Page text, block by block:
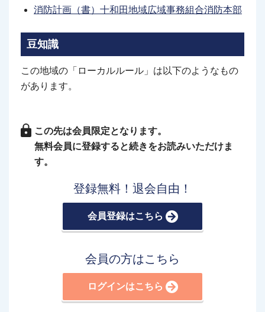
消防計画（書）十和田地域広域事務組合消防本部
豆知識
この地域の「ローカルルール」は以下のようなもの
があります。
この先は会員限定となります。
無料会員に登録すると続きをお読みいただけま
す。
登録無料！退会自由！
会員登録はこちら
会員の方はこちら
ログインはこちら